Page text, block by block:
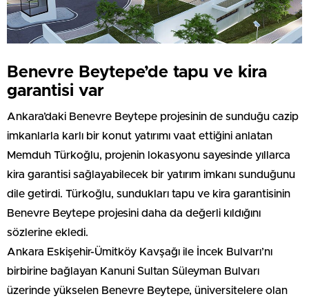
Benevre Beytepe’de tapu ve kira
garantisi var
Ankara’daki Benevre Beytepe projesinin de sunduğu cazip
imkanlarla karlı bir konut yatırımı vaat ettiğini anlatan
Memduh Türkoğlu, projenin lokasyonu sayesinde yıllarca
kira garantisi sağlayabilecek bir yatırım imkanı sunduğunu
dile getirdi. Türkoğlu, sundukları tapu ve kira garantisinin
Benevre Beytepe projesini daha da değerli kıldığını
sözlerine ekledi.
Ankara Eskişehir-Ümitköy Kavşağı ile İncek Bulvarı’nı
birbirine bağlayan Kanuni Sultan Süleyman Bulvarı
üzerinde yükselen Benevre Beytepe, üniversitelere olan